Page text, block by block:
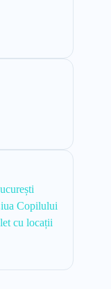
Copilului
cu locații